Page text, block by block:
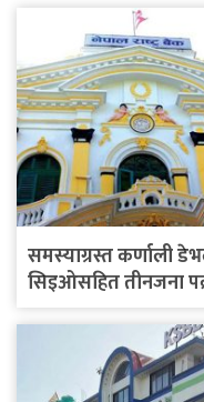
समस्याग्रस्त कर्णाली
सिइओसहित तीनजना